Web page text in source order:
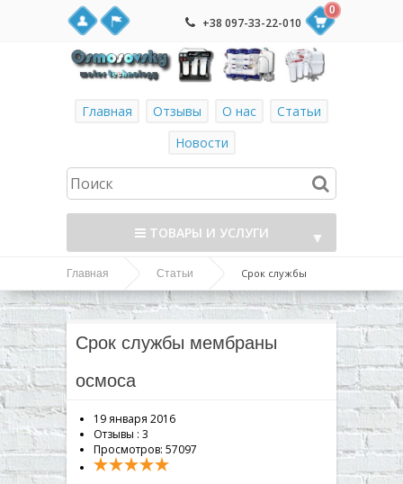
+38 097-33-22-010
0
Главная Отзывы О нас
Статьи
Новости
ТОВАРЫ И УСЛУГИ ▼
▼
Главная Статьи Срок службы
мембраны осмоса
Срок службы мембраны
осмоса
19 января 2016
Отзывы : 3
Просмотров: 57097